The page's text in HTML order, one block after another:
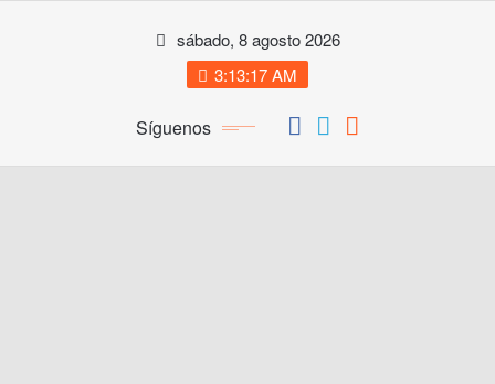
sábado, 8 agosto 2026
3:13:18 AM
Síguenos